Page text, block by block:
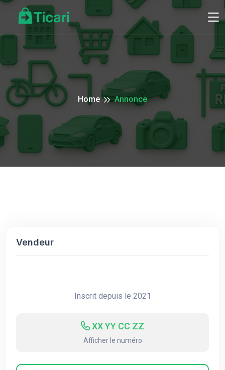
Home Annonce
Vendeur
Inscrit depuis le 2021
XX YY CC ZZ
Afficher le numéro